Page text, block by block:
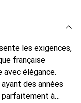
les exigences,
française
élégance.
des années
parfaitement à